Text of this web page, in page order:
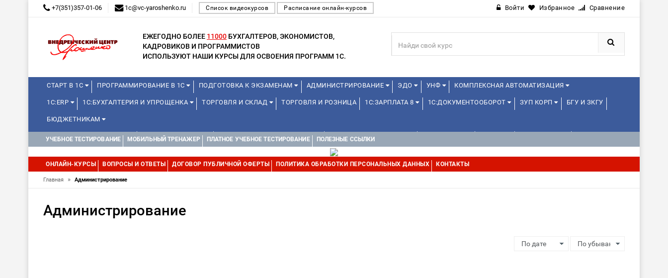
+7(351)357-01-06 1c@vc-yaroshenko.ru Список видеокурсов Расписание онлайн-курсов Войти Избранное Сравнение
ЕЖЕГОДНО БОЛЕЕ 11000 БУХГАЛТЕРОВ, ЭКОНОМИСТОВ,
КАДРОВИКОВ И ПРОГРАММИСТОВ
ИСПОЛЬЗУЮТ НАШИ КУРСЫ ДЛЯ ОСВОЕНИЯ ПРОГРАММ 1С.
СТАРТ В 1С ПРОГРАММИРОВАНИЕ В 1С ПОДГОТОВКА К ЭКЗАМЕНАМ АДМИНИСТРИРОВАНИЕ ЭДО УНФ КОМПЛЕКСНАЯ АВТОМАТИЗАЦИЯ
1С:ERP 1С:БУХГАЛТЕРИЯ И УПРОЩЕНКА ТОРГОВЛЯ И СКЛАД ТОРГОВЛЯ И РОЗНИЦА 1С:ЗАРПЛАТА 8 1С:ДОКУМЕНТООБОРОТ ЗУП КОРП БГУ И ЗКГУ
БЮДЖЕТНИКАМ
КУРСЫ ДЛЯ ШКОЛЬНИКОВ ДЛЯ ШКОЛЬНИКОВ 1С:УПРАВЛЕНИЕ ХОЛДИНГОМ УПРАВЛЕНИЕ ПРОЕКТАМИ
УЧЕБНОЕ ТЕСТИРОВАНИЕ МОБИЛЬНЫЙ ТРЕНАЖЕР ПЛАТНОЕ УЧЕБНОЕ ТЕСТИРОВАНИЕ ПОЛЕЗНЫЕ ССЫЛКИ
ОНЛАЙН-КУРСЫ ВОПРОСЫ И ОТВЕТЫ ДОГОВОР ПУБЛИЧНОЙ ОФЕРТЫ ПОЛИТИКА ОБРАБОТКИ ПЕРСОНАЛЬНЫХ ДАННЫХ КОНТАКТЫ
Главная » Администрирование
Администрирование